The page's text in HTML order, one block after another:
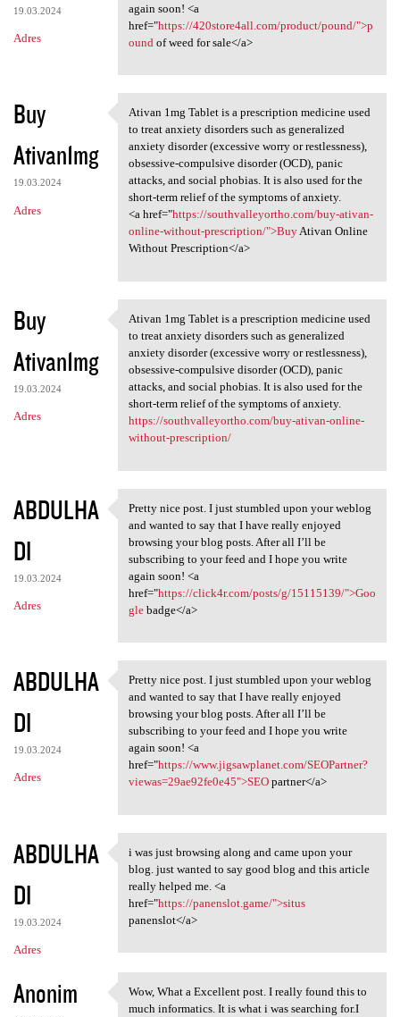
19.03.2024
Adres
again soon! <a
href="https://420store4all.com/product/pound/">p
ound of weed for sale</a>
Buy
Ativan1mg
19.03.2024
Adres
Ativan 1mg Tablet is a
Ativan 1mg Tablet is a prescription medicine used
to treat anxiety disorders such as generalized
anxiety disorder (excessive worry or restlessness),
obsessive-compulsive disorder (OCD), panic
attacks, and social phobias. It is also used for the
short-term relief of the symptoms of anxiety.
<a href="https://southvalleyortho.com/buy-ativan-
online-without-prescription/">BuyAtivan Online
Without Prescription</a>
Buy
Ativan1mg
19.03.2024
Adres
Ativan 1mg Tablet is a
Ativan 1mg Tablet is a prescription medicine used
to treat anxiety disorders such as generalized
anxiety disorder (excessive worry or restlessness),
obsessive-compulsive disorder (OCD), panic
attacks, and social phobias. It is also used for the
short-term relief of the symptoms of anxiety.
https://southvalleyortho.com/buy-ativan-online-
without-prescription/
ABDULHA
DI
19.03.2024
Adres
Pretty nice post. I just
Pretty nice post. I just stumbled upon your weblog
and wanted to say that I have really enjoyed
browsing your blog posts. After all I’ll be
subscribing to your feed and I hope you write
again soon! <a
href="https://click4r.com/posts/g/15115139/">Goo
glebadge</a>
ABDULHA
DI
19.03.2024
Adres
Pretty nice post. I just
Pretty nice post. I just stumbled upon your weblog
and wanted to say that I have really enjoyed
browsing your blog posts. After all I’ll be
subscribing to your feed and I hope you write
again soon! <a
href="https://www.jigsawplanet.com/SEOPartner?
viewas=29ae92fe0e45">SEOpartner</a>
ABDULHA
DI
19.03.2024
Adres
i was just browsing along and
i was just browsing along and came upon your
blog. just wanted to say good blog and this article
really helped me. <a
href="https://panenslot.game/">situs
panenslot</a>
Anonim Wow, What a Excellent post. I
Wow, What a Excellent post. I really found this to
much informatics. It is what i was searching for.I